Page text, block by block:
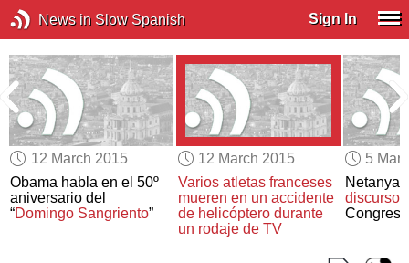
News in Slow Spanish Sign In
12 March 2015
Obama habla en el 50º
aniversario del
“Domingo Sangriento”
12 March 2015
Varios atletas franceses
mueren en un accidente
de helicóptero durante
un rodaje de TV
5
discurso